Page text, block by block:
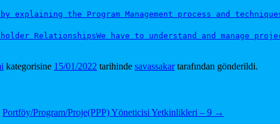
explaining the Program Management process and
RelationshipsWe have to understand and manage
kategorisine 15/01/2022 tarihinde savassakartarafından gönderildi.
Portföy/Program/Proje(PPP) Yöneticisi Yetkinlikleri – 9 →